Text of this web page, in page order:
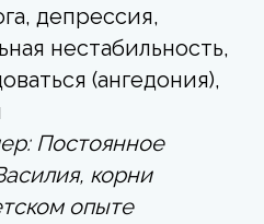
депрессия,
нестабильность,
(ангедония),
Постоянное
корни
опыте